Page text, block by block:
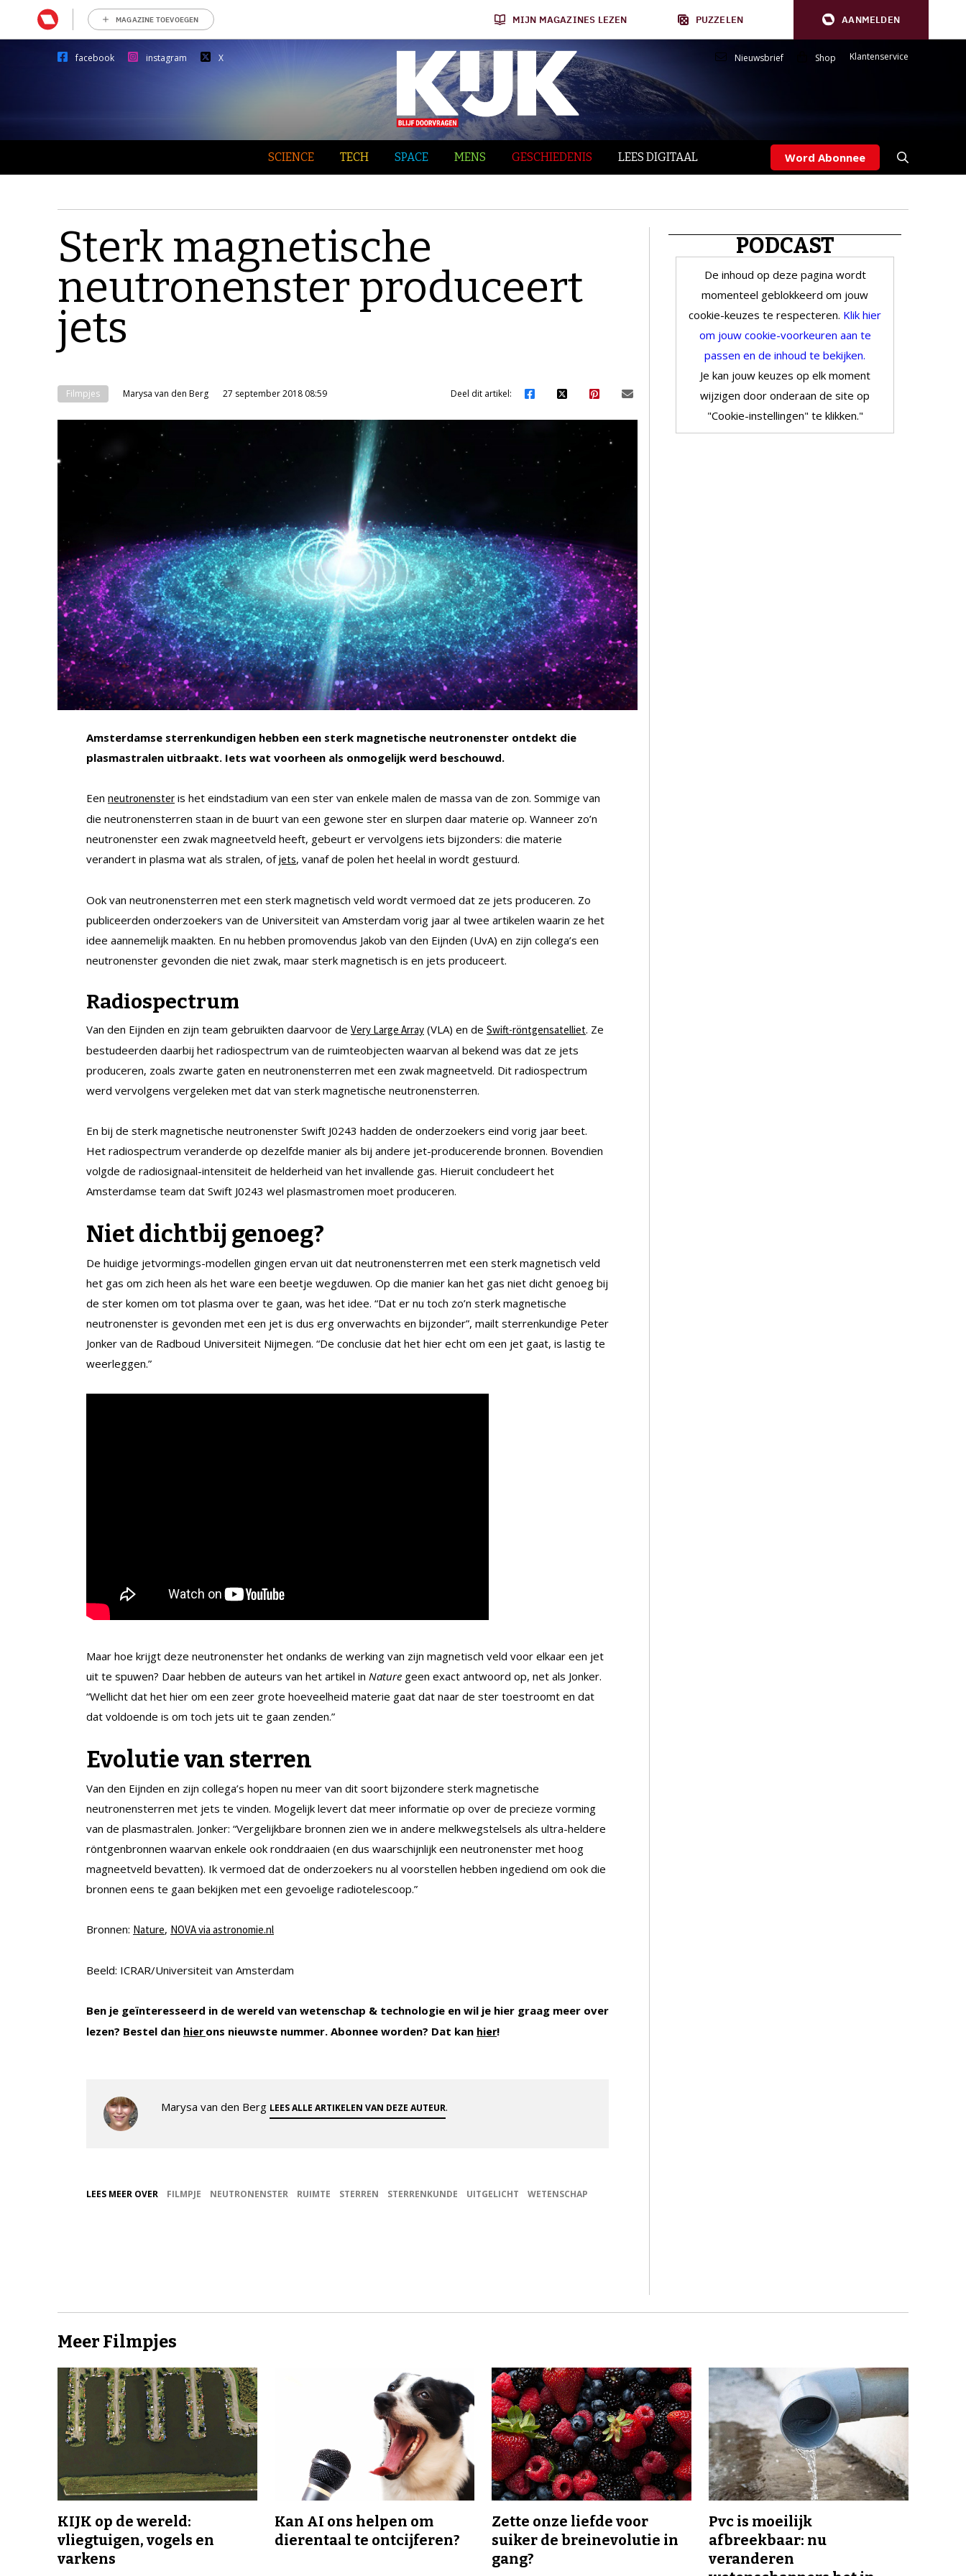
MAGAZINE TOEVOEGEN MIJN MAGAZINES LEZEN PUZZELEN AANMELDEN
facebook instagram X Nieuwsbrief Shop Klantenservice
SCIENCE TECH SPACE MENS GESCHIEDENIS LEES DIGITAAL Word Abonnee
Sterk magnetische
neutronenster produceert
jets
Filmpjes Marysa van den Berg 27 september 2018 08:59 Deel dit artikel:
Amsterdamse sterrenkundigen hebben een sterk magnetische neutronenster ontdekt die
plasmastralen uitbraakt. Iets wat voorheen als onmogelijk werd beschouwd.
Een neutronenster is het eindstadium van een ster van enkele malen de massa van de zon. Sommige van
die neutronensterren staan in de buurt van een gewone ster en slurpen daar materie op. Wanneer zo’n
neutronenster een zwak magneetveld heeft, gebeurt er vervolgens iets bijzonders: die materie
verandert in plasma wat als stralen, ofjets, vanaf de polen het heelal in wordt gestuurd.
Ook van neutronensterren met een sterk magnetisch veld wordt vermoed dat ze jets produceren. Zo
publiceerden onderzoekers van de Universiteit van Amsterdam vorig jaar al twee artikelen waarin ze het
idee aannemelijk maakten. En nu hebben promovendus Jakob van den Eijnden (UvA) en zijn collega’s een
neutronenster gevonden die niet zwak, maar sterk magnetisch is en jets produceert.
Radiospectrum
Van den Eijnden en zijn team gebruikten daarvoor de Very Large Array (VLA) en de Swift-röntgensatelliet. Ze
bestudeerden daarbij het radiospectrum van de ruimteobjecten waarvan al bekend was dat ze jets
produceren, zoals zwarte gaten en neutronensterren met een zwak magneetveld. Dit radiospectrum
werd vervolgens vergeleken met dat van sterk magnetische neutronensterren.
En bij de sterk magnetische neutronenster Swift J0243 hadden de onderzoekers eind vorig jaar beet.
Het radiospectrum veranderde op dezelfde manier als bij andere jet-producerende bronnen. Bovendien
volgde de radiosignaal-intensiteit de helderheid van het invallende gas. Hieruit concludeert het
Amsterdamse team dat Swift J0243 wel plasmastromen moet produceren.
Niet dichtbij genoeg?
De huidige jetvormings-modellen gingen ervan uit dat neutronensterren met een sterk magnetisch veld
het gas om zich heen als het ware een beetje wegduwen. Op die manier kan het gas niet dicht genoeg bij
de ster komen om tot plasma over te gaan, was het idee. “Dat er nu toch zo’n sterk magnetische
neutronenster is gevonden met een jet is dus erg onverwachts en bijzonder”, mailt sterrenkundige Peter
Jonker van de Radboud Universiteit Nijmegen. “De conclusie dat het hier echt om een jet gaat, is lastig te
weerleggen.”
Maar hoe krijgt deze neutronenster het ondanks de werking van zijn magnetisch veld voor elkaar een jet
uit te spuwen? Daar hebben de auteurs van het artikel in Nature geen exact antwoord op, net als Jonker.
“Wellicht dat het hier om een zeer grote hoeveelheid materie gaat dat naar de ster toestroomt en dat
dat voldoende is om toch jets uit te gaan zenden.”
Evolutie van sterren
Van den Eijnden en zijn collega’s hopen nu meer van dit soort bijzondere sterk magnetische
neutronensterren met jets te vinden. Mogelijk levert dat meer informatie op over de precieze vorming
van de plasmastralen. Jonker: “Vergelijkbare bronnen zien we in andere melkwegstelsels als ultra-heldere
röntgenbronnen waarvan enkele ook ronddraaien (en dus waarschijnlijk een neutronenster met hoog
magneetveld bevatten). Ik vermoed dat de onderzoekers nu al voorstellen hebben ingediend om ook die
bronnen eens te gaan bekijken met een gevoelige radiotelescoop.”
Bronnen: Nature, NOVA via astronomie.nl
Beeld: ICRAR/Universiteit van Amsterdam
Ben je geïnteresseerd in de wereld van wetenschap & technologie en wil je hier graag meer over
lezen? Bestel dan hier ons nieuwste nummer. Abonnee worden? Dat kan hier!
Marysa van den Berg LEES ALLE ARTIKELEN VAN DEZE AUTEUR.
LEES MEER OVER FILMPJE NEUTRONENSTER RUIMTE STERREN STERRENKUNDE UITGELICHT WETENSCHAP
PODCAST
De inhoud op deze pagina wordt
momenteel geblokkeerd om jouw
cookie-keuzes te respecteren. Klik hier
om jouw cookie-voorkeuren aan te
passen en de inhoud te bekijken.
Je kan jouw keuzes op elk moment
wijzigen door onderaan de site op
"Cookie-instellingen" te klikken."
Meer Filmpjes
KIJK op de wereld:
vliegtuigen, vogels en
varkens
Kan AI ons helpen om
dierentaal te ontcijferen?
Zette onze liefde voor
suiker de breinevolutie in
gang?
Pvc is moeilijk
afbreekbaar: nu
veranderen